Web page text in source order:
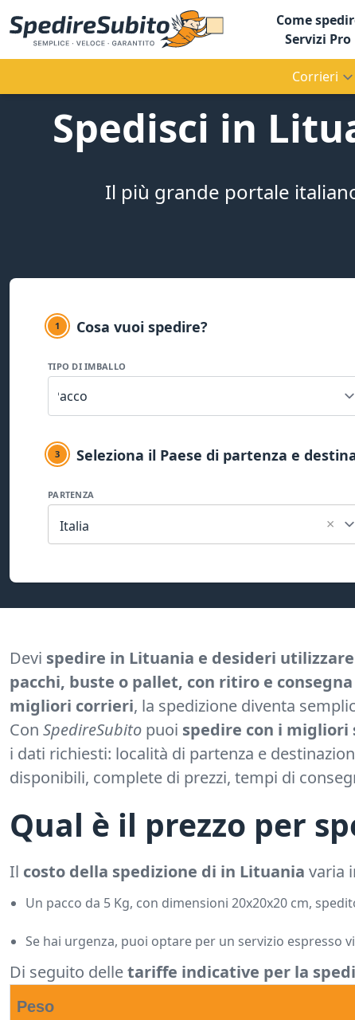
Come
Servizi Pro
Corrieri
Spedisci in
Il più grande portale
1 Cosa vuoi spedire?
TIPO DI IMBALLO
3 Seleziona il Paese di partenza e
PARTENZA
Italia ×
Devi spedire in Lituania e desideri
pacchi, buste o pallet, con ritiro e
migliori corrieri, la spedizione diventa
Con SpedireSubito puoi spedire con i migliori
i dati richiesti: località di partenza e
disponibili, complete di prezzi, tempi di
Qual è il prezzo per
Il costo della spedizione di in Lituania varia
Un pacco da 5 Kg, con dimensioni 20x20x20 cm,
Se hai urgenza, puoi optare per un servizio espresso
Di seguito delletariffe indicative per la
Peso